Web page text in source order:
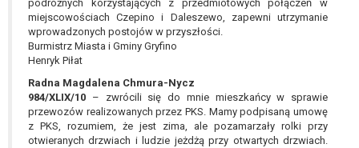
podróżnych korzystających z przedmiotowych połączeń w
miejscowościach Czepino i Daleszewo, zapewni utrzymanie
wprowadzonych postojów w przyszłości.
Burmistrz Miasta i Gminy Gryfino
Henryk Piłat
Radna Magdalena Chmura-Nycz
984/XLIX/10 – zwrócili się do mnie mieszkańcy w sprawie
przewozów realizowanych przez PKS. Mamy podpisaną umowę
z PKS, rozumiem, że jest zima, ale pozamarzały rolki przy
otwieranych drzwiach i ludzie jeżdżą przy otwartych drzwiach.